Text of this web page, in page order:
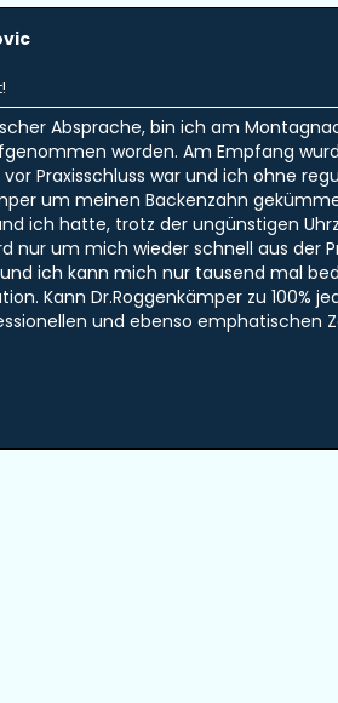
Absprache, bin ich am
worden. Am Empfang
vor Praxisschluss war und ich ohne
um meinen Backenzahn
ich hatte, trotz der ungünstigen
nur um mich wieder schnell aus der
ich kann mich nur tausend mal
Kann Dr.Roggenkämper zu
und ebenso emphatischen